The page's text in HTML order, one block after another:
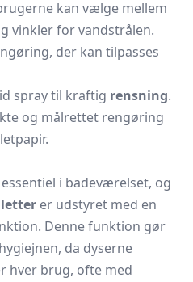
kan vælge mellem
vinkler for vandstrålen.
der kan tilpasses
spray til kraftig rensning.
og målrettet rengøring
i badeværelset, og
er udstyret med en
Denne funktion gør
da dyserne
hver brug, ofte med